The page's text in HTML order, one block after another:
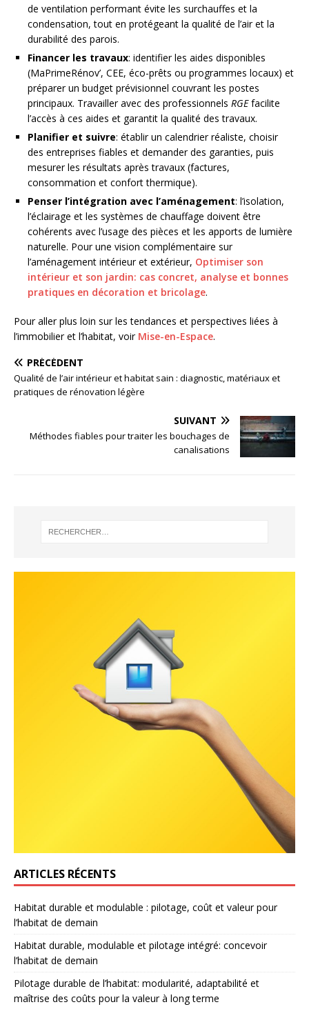
de ventilation performant évite les surchauffes et la
condensation, tout en protégeant la qualité de l’air et la
durabilité des parois.
Financer les travaux: identifier les aides disponibles
(MaPrimeRénov’, CEE, éco-prêts ou programmes locaux) et
préparer un budget prévisionnel couvrant les postes
principaux. Travailler avec des professionnels RGEfacilite
l’accès à ces aides et garantit la qualité des travaux.
Planifier et suivre: établir un calendrier réaliste, choisir
des entreprises fiables et demander des garanties, puis
mesurer les résultats après travaux (factures,
consommation et confort thermique).
Penser l’intégration avec l’aménagement: l’isolation,
l’éclairage et les systèmes de chauffage doivent être
cohérents avec l’usage des pièces et les apports de lumière
naturelle. Pour une vision complémentaire sur
l’aménagement intérieur et extérieur, Optimiser son
intérieur et son jardin: cas concret, analyse et bonnes
pratiques en décoration et bricolage.
Pour aller plus loin sur les tendances et perspectives liées à
l’immobilier et l’habitat, voir Mise-en-Espace.
PRÉCÉDENT
Qualité de l’air intérieur et habitat sain : diagnostic, matériaux et
pratiques de rénovation légère
SUIVANT
Méthodes fiables pour traiter les bouchages de
canalisations
ARTICLES RÉCENTS
Habitat durable et modulable : pilotage, coût et valeur pour
l’habitat de demain
Habitat durable, modulable et pilotage intégré: concevoir
l’habitat de demain
Pilotage durable de l’habitat: modularité, adaptabilité et
maîtrise des coûts pour la valeur à long terme